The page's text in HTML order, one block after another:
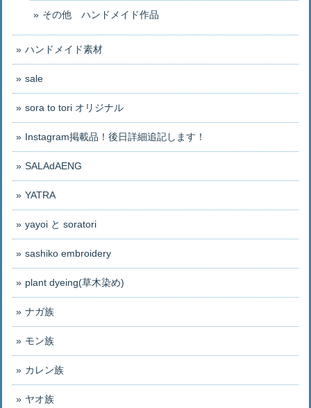
その他 ハンドメイド作品
ハンドメイド素材
sale
sora to tori オリジナル
Instagram掲載品！後日詳細追記します！
SALAdAENG
YATRA
yayoi と soratori
sashiko embroidery
plant dyeing(草木染め)
ナガ族
モン族
カレン族
ヤオ族